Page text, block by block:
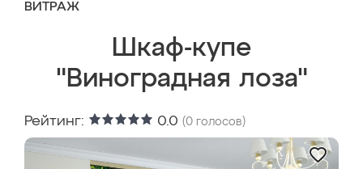
ВИТРАЖ
Шкаф-купе
"Виноградная лоза"
Рейтинг: 0.0 (0 голосов)